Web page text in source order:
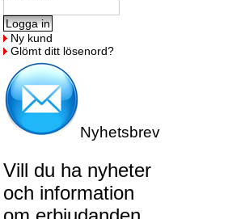
Ny kund
Glömt ditt lösenord?
Nyhetsbrev
Vill du ha nyheter
och information